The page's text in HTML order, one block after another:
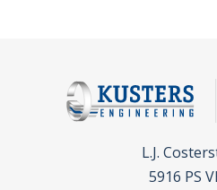
L.J.
5916 PS